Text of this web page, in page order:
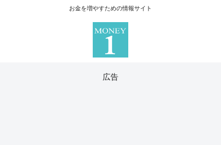
お金を増やすための情報サイト
広告